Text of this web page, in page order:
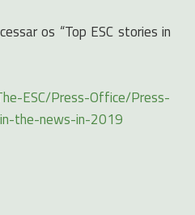
os “Top ESC stories in
ESC/Press-Office/Press-
the-news-in-2019